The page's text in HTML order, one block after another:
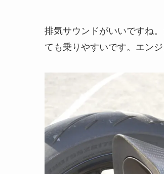
排気サウンドがいいですね
ても乗りやすいです。エン